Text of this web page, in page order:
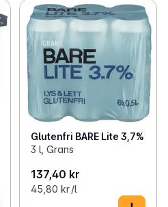
Glutenfri BARE Lite 3,7%
3 l, Grans
137,40 kr
45,80 kr /l